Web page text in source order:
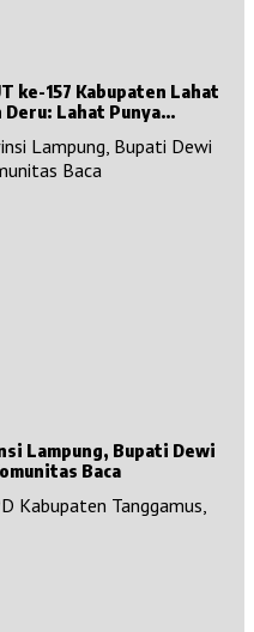
ke-157 Kabupaten Lahat
Lahat Punya
Lampung, Bupati Dewi
Baca